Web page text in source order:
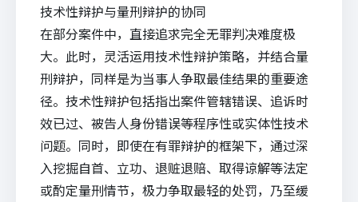
技术性辩护与量刑辩护的协同
在部分案件中，直接追求完全无罪判决难度极
大。此时，灵活运用技术性辩护策略，并结合量
刑辩护，同样是为当事人争取最佳结果的重要途
径。技术性辩护包括指出案件管辖错误、追诉时
效已过、被告人身份错误等程序性或实体性技术
问题。同时，即使在有罪辩护的框架下，通过深
入挖掘自首、立功、退赃退赔、取得谅解等法定
或酌定量刑情节，极力争取最轻的处罚，乃至缓